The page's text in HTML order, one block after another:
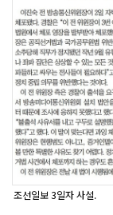
조선일보 3일자 사설.